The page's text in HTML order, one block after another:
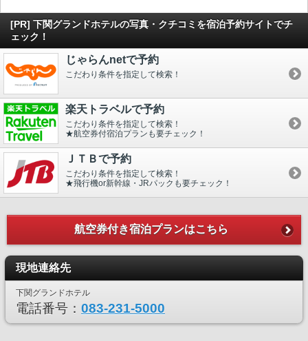
[PR] 下関グランドホテルの写真・クチコミを宿泊予約サイトでチ
ェック！
じゃらんnetで予約
こだわり条件を指定して検索！
楽天トラベルで予約
こだわり条件を指定して検索！
★航空券付宿泊プランも要チェック！
ＪＴＢで予約
こだわり条件を指定して検索！
★飛行機or新幹線・JRパックも要チェック！
航空券付き宿泊プランはこちら
現地連絡先
下関グランドホテル
電話番号： 083-231-5000